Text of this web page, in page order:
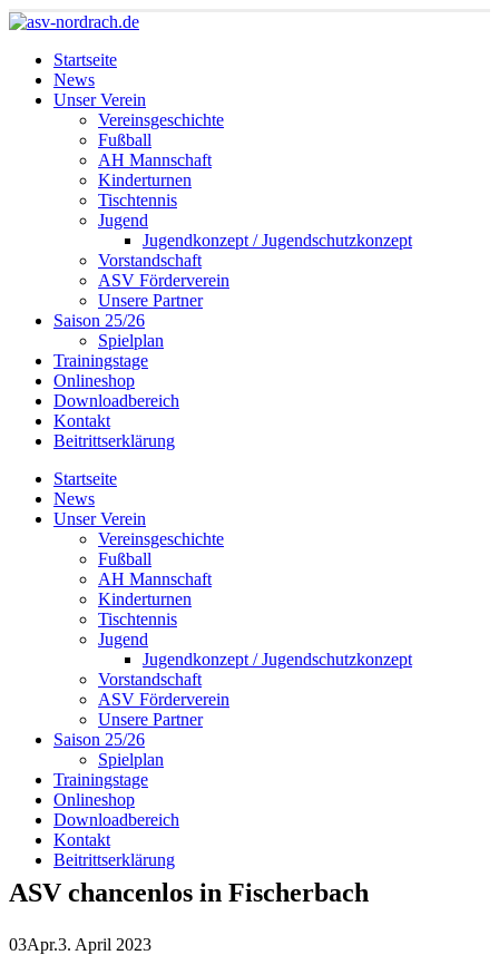
Startseite
News
Unser Verein
Vereinsgeschichte
Fußball
AH Mannschaft
Kinderturnen
Tischtennis
Jugend
Jugendkonzept / Jugendschutzkonzept
Vorstandschaft
ASV Förderverein
Unsere Partner
Saison 25/26
Spielplan
Trainingstage
Onlineshop
Downloadbereich
Kontakt
Beitrittserklärung
Startseite
News
Unser Verein
Vereinsgeschichte
Fußball
AH Mannschaft
Kinderturnen
Tischtennis
Jugend
Jugendkonzept / Jugendschutzkonzept
Vorstandschaft
ASV Förderverein
Unsere Partner
Saison 25/26
Spielplan
Trainingstage
Onlineshop
Downloadbereich
Kontakt
Beitrittserklärung
ASV chancenlos in Fischerbach
03Apr.3. April 2023